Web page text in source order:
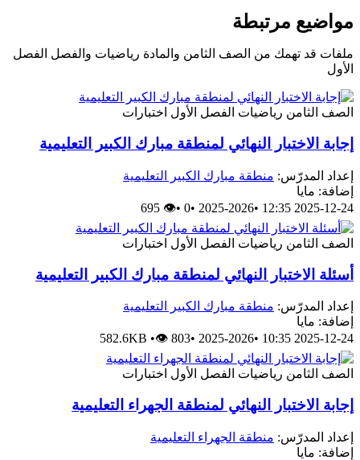
مواضيع مرتبطة
ملفات قد تهمك من الصف الثامن والمادة رياضيات والفصل الفصل
الأول
الصف الثامن رياضيات الفصل الأول اختبارات
إجابة الاختبار النهائي لمنطقة مبارك الكبير التعليمية
إعداد المدرّس: منطقة مبارك الكبير التعليمية
إضافة: مايا
2025-12-24 12:35
•
2025-2026
•
0
•
👁 695
الصف الثامن رياضيات الفصل الأول اختبارات
أسئلة الاختبار النهائي لمنطقة مبارك الكبير التعليمية
إعداد المدرّس: منطقة مبارك الكبير التعليمية
إضافة: مايا
2025-12-24 10:35
•
2025-2026
•
582.6KB •👁 803
الصف الثامن رياضيات الفصل الأول اختبارات
إجابة الاختبار النهائي لمنطقة الجهراء التعليمية
إعداد المدرّس: منطقة الجهراء التعليمية
إضافة: مايا